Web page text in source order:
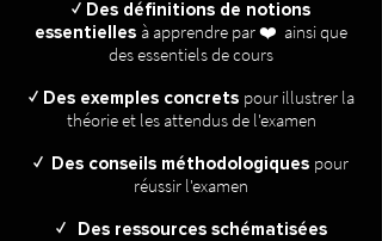
✓ Des définitions de notions
essentielles à apprendre par ❤️ ainsi que
des essentiels de cours
✓ Des exemplesconcrets pour illustrer la
théorie et les attendus de l'examen
✓ Des conseils méthodologiques pour
réussir l'examen
✓ Des ressources schématisées